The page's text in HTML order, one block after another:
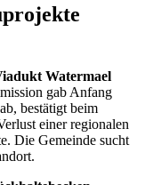
Watermael
gab Anfang
bestätigt beim
einer regionalen
Die Gemeinde sucht